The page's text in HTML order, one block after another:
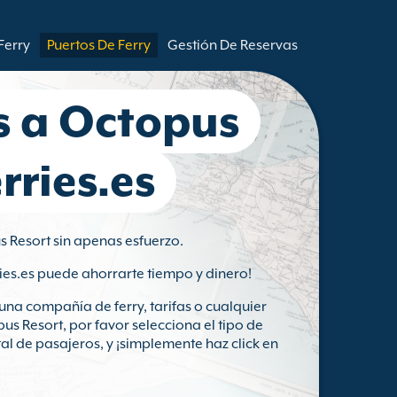
Puertos De Ferry Gestión De Reservas
a Octopus
Resort sin apenas esfuerzo.
puede ahorrarte tiempo y dinero!
compañía de ferry, tarifas o cualquier
Resort, por favor selecciona el tipo de
de pasajeros, y ¡simplemente haz click en